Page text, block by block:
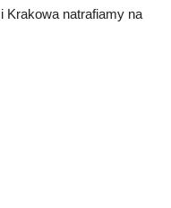
Krakowa natrafiamy na